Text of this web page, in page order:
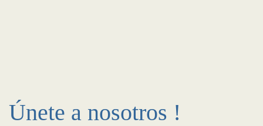
Únete a nosotros !